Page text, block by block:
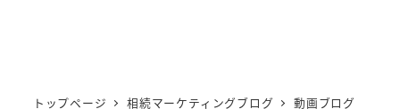
トップページ 相続マーケティングブログ 動画ブログ